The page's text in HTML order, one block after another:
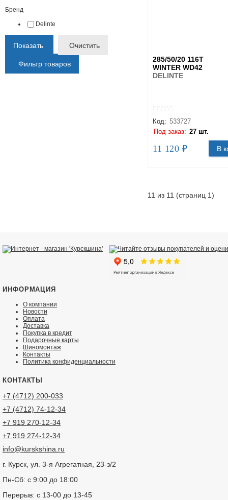
Бренд
Delinte
Показать Очистить
Фильтр товаров
285/50/20 116T
WINTER WD42
DELINTE
Код: 533727
Под заказ: 27 шт.
11 120 ₽ В
11 из 11 (страниц 1)
ИНФОРМАЦИЯ
О компании
Новости
Оплата
Доставка
Покупка в кредит
Подарочные карты
Шиномонтаж
Контакты
Политика конфиденциальности
КОНТАКТЫ
+7 (4712) 200-033
+7 (4712) 74-12-34
+7 919 270-12-34
+7 919 274-12-34
info@kurskshina.ru
г. Курск, ул. 3-я Агрегатная, 23-з/2
Пн-Сб: с 9:00 до 18:00
Перерыв: с 13-00 до 13-45